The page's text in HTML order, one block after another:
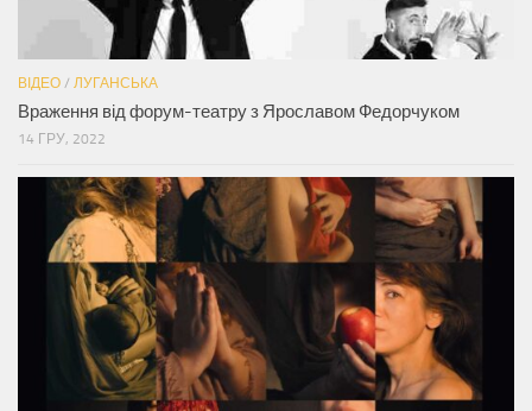
ВІДЕО / ЛУГАНСЬКА
Враження від форум-театру з Ярославом Федорчуком
14 ГРУ, 2022